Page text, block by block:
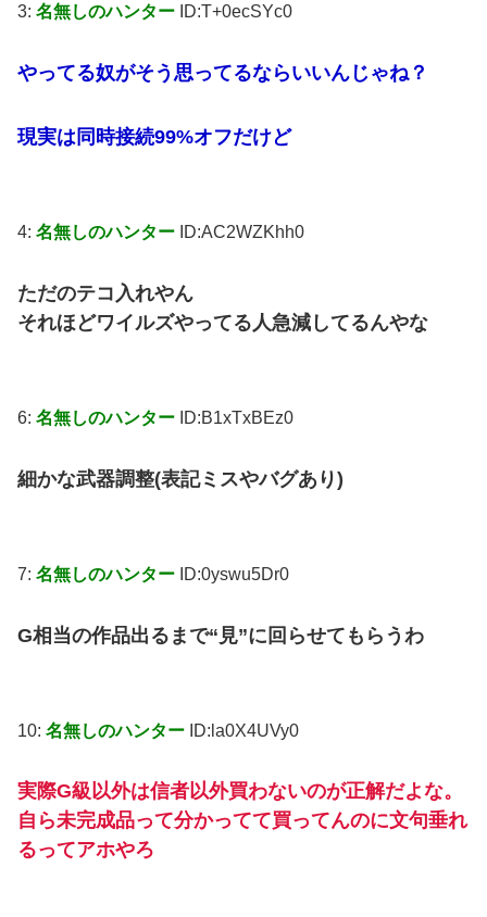
3: 名無しのハンター ID:T+0ecSYc0
やってる奴がそう思ってるならいいんじゃね？
現実は同時接続99%オフだけど
4: 名無しのハンター ID:AC2WZKhh0
ただのテコ入れやん
それほどワイルズやってる人急減してるんやな
6: 名無しのハンター ID:B1xTxBEz0
細かな武器調整(表記ミスやバグあり)
7: 名無しのハンター ID:0yswu5Dr0
G相当の作品出るまで“見”に回らせてもらうわ
10: 名無しのハンター ID:la0X4UVy0
実際G級以外は信者以外買わないのが正解だよな。
自ら未完成品って分かってて買ってんのに文句垂れ
るってアホやろ